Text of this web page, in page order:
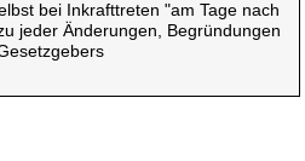
bei Inkrafttreten "am Tage nach
jeder Änderungen, Begründungen